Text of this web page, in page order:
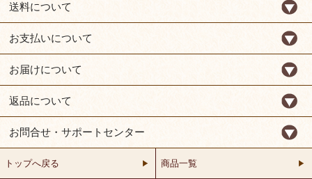
送料について
お支払いについて
お届けについて
返品について
お問合せ・サポートセンター
トップへ戻る 商品一覧